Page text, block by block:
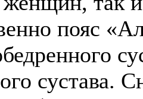
пояс
сустава.